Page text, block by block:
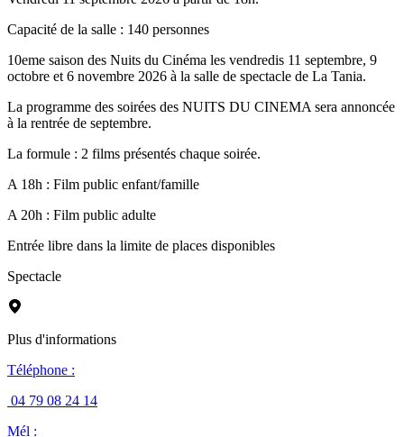
Capacité de la salle : 140 personnes
10eme saison des Nuits du Cinéma les vendredis 11 septembre, 9
octobre et 6 novembre 2026 à la salle de spectacle de La Tania.
La programme des soirées des NUITS DU CINEMA sera annoncée
à la rentrée de septembre.
La formule : 2 films présentés chaque soirée.
A 18h : Film public enfant/famille
A 20h : Film public adulte
Entrée libre dans la limite de places disponibles
Spectacle
Plus d'informations
Téléphone :
04 79 08 24 14
Mél :